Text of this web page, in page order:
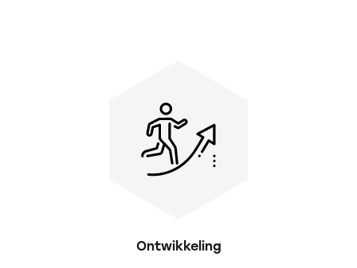
Ontwikkeling